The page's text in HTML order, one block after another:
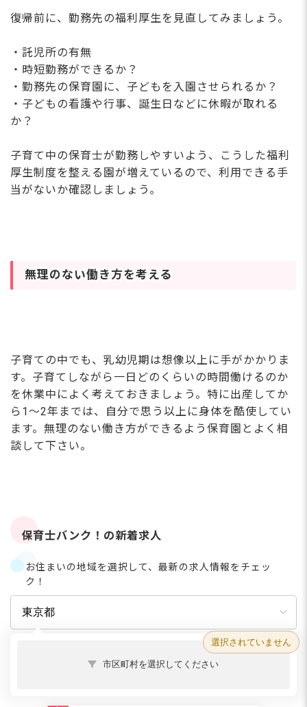
復帰前に、勤務先の福利厚生を見直してみましょう。
・託児所の有無
・時短勤務ができるか？
・勤務先の保育園に、子どもを入園させられるか？
・子どもの看護や行事、誕生日などに休暇が取れる
か？
子育て中の保育士が勤務しやすいよう、こうした福利
厚生制度を整える園が増えているので、利用できる手
当がないか確認しましょう。
無理のない働き方を考える
子育ての中でも、乳幼児期は想像以上に手がかかりま
す。子育てしながら一日どのくらいの時間働けるのか
を休業中によく考えておきましょう。特に出産してか
ら1～2年までは、自分で思う以上に身体を酷使してい
ます。無理のない働き方ができるよう保育園とよく相
談して下さい。
保育士バンク！の新着求人
お住まいの地域を選択して、最新の求人情報をチェッ
ク！
選択されていません
市区町村を選択してください